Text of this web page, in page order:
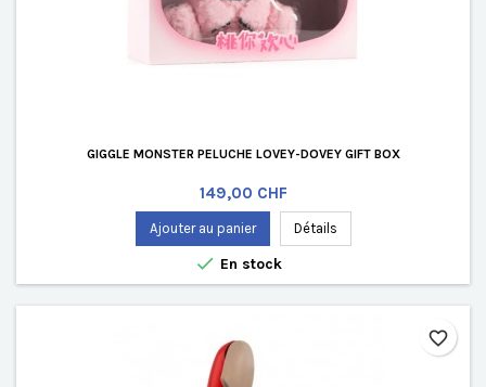
GIGGLE MONSTER PELUCHE LOVEY-DOVEY GIFT BOX
Prix
149,00 CHF
Ajouter au panier Détails
 En stock
favorite_border